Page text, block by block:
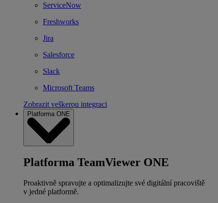
ServiceNow
Freshworks
Jira
Salesforce
Slack
Microsoft Teams
Zobrazit veškerou integraci
Platforma ONE
Platforma TeamViewer ONE
Proaktivně spravujte a optimalizujte své digitální pracoviště
v jedné platformě.